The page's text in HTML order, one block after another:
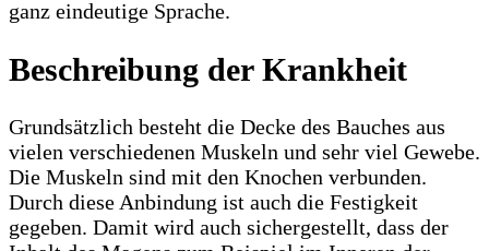
ganz eindeutige Sprache.
Beschreibung der Krankheit
Grundsätzlich besteht die Decke des Bauches aus
vielen verschiedenen Muskeln und sehr viel Gewebe.
Die Muskeln sind mit den Knochen verbunden.
Durch diese Anbindung ist auch die Festigkeit
gegeben. Damit wird auch sichergestellt, dass der